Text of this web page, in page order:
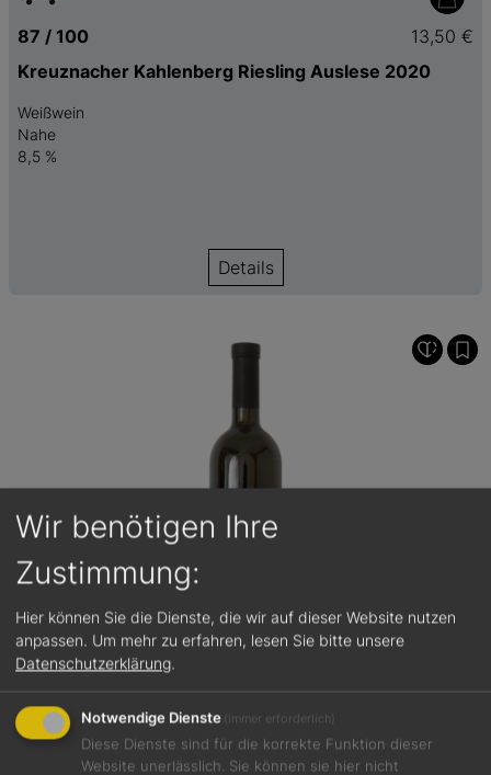
87 / 100
13,50 €
Kreuznacher Kahlenberg Riesling Auslese 2020
Weißwein
Nahe
8,5 %
Details
87 / 100
7,50 €
Wir benötigen Ihre
Zustimmung:
Hier können Sie die Dienste, die wir auf dieser Website nutzen
anpassen. Um mehr zu erfahren, lesen Sie bitte unsere
Datenschutzerklärung.
Notwendige Dienste (immer erforderlich)
Diese Dienste sind für die korrekte Funktion dieser
Website unerlässlich. Sie können sie hier nicht